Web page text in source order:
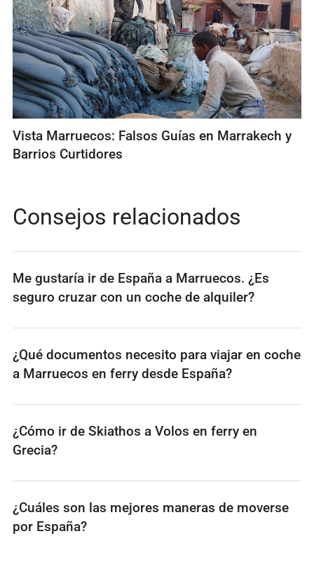
Vista Marruecos: Falsos Guías en Marrakech y
Barrios Curtidores
Consejos relacionados
Me gustaría ir de España a Marruecos. ¿Es
seguro cruzar con un coche de alquiler?
¿Qué documentos necesito para viajar en coche
a Marruecos en ferry desde España?
¿Cómo ir de Skiathos a Volos en ferry en
Grecia?
¿Cuáles son las mejores maneras de moverse
por España?